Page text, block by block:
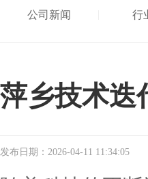
公司新闻 行
萍乡技术迭
发布日期：2026-04-11 11:34:05